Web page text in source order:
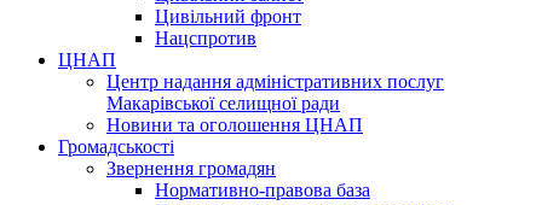
Цивільний фронт
Нацспротив
ЦНАП
Центр надання адміністративних послуг
Макарівської селищної ради
Новини та оголошення ЦНАП
Громадськості
Звернення громадян
Нормативно-правова база